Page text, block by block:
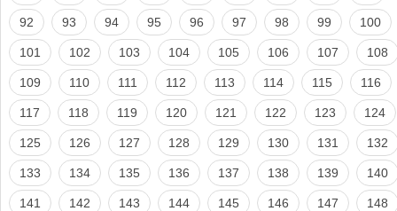
92 93 94 95 96 97 98 99 100
101 102 103 104 105 106 107 108
109 110 111 112 113 114 115 116
117 118 119 120 121 122 123 124
125 126 127 128 129 130 131 132
133 134 135 136 137 138 139 140
141 142 143 144 145 146 147 148